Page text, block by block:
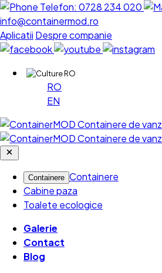
Telefon: 0728 234 020
info@containermod.ro
Aplicatii Despre companie
RO
RO
EN
Containere Containere
Cabine paza
Toalete ecologice
Galerie
Contact
Blog